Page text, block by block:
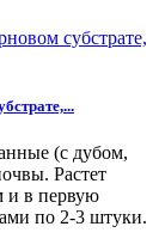
(с дубом,
Растет
и в первую
по 2-3 штуки.